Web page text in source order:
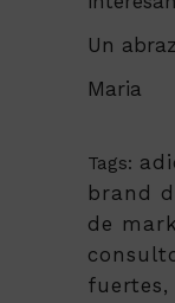
Un
Maria
Tags:
brand
de
fuertes,